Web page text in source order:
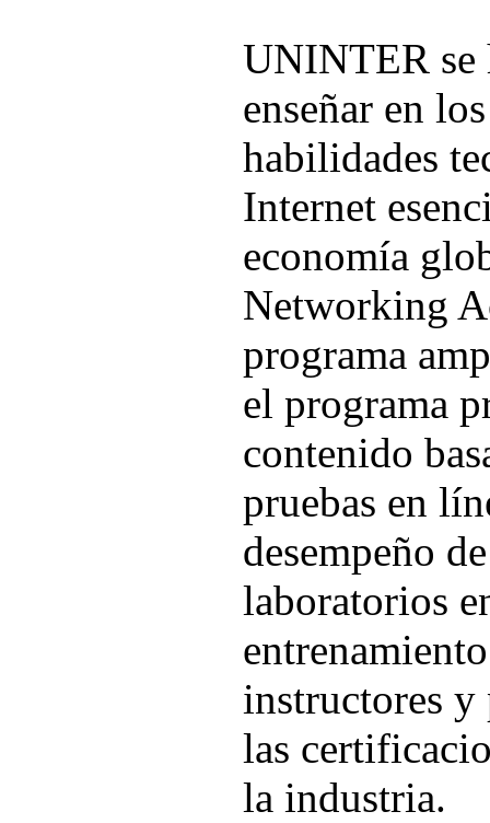
UNINTER se
enseñar en
habilidades
Internet
economía
Networking
programa
el programa
contenido
pruebas en
desempeño
laboratorios
instructores y
las
la industria.